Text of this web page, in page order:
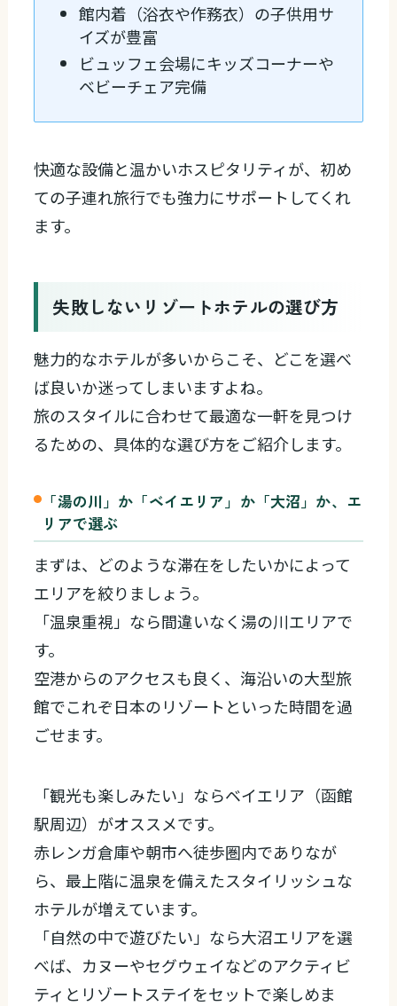
館内着（浴衣や作務衣）の子供用サ
イズが豊富
ビュッフェ会場にキッズコーナーや
ベビーチェア完備
快適な設備と温かいホスピタリティが、初め
ての子連れ旅行でも強力にサポートしてくれ
ます。
失敗しないリゾートホテルの選び方
魅力的なホテルが多いからこそ、どこを選べ
ば良いか迷ってしまいますよね。
旅のスタイルに合わせて最適な一軒を見つけ
るための、具体的な選び方をご紹介します。
「湯の川」か「ベイエリア」か「大沼」か、エ
リアで選ぶ
まずは、どのような滞在をしたいかによって
エリアを絞りましょう。
「温泉重視」なら間違いなく湯の川エリアで
す。
空港からのアクセスも良く、海沿いの大型旅
館でこれぞ日本のリゾートといった時間を過
ごせます。
「観光も楽しみたい」ならベイエリア（函館
駅周辺）がオススメです。
赤レンガ倉庫や朝市へ徒歩圏内でありなが
ら、最上階に温泉を備えたスタイリッシュな
ホテルが増えています。
「自然の中で遊びたい」なら大沼エリアを選
べば、カヌーやセグウェイなどのアクティビ
ティとリゾートステイをセットで楽しめま